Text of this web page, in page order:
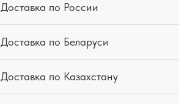
Доставка по России
Доставка по Беларуси
Доставка по Казахстану